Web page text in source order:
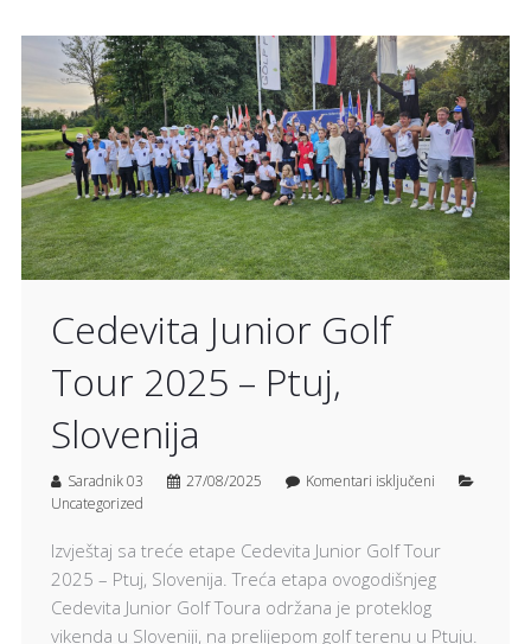
Cedevita Junior Golf
Tour 2025 – Ptuj,
Slovenija
Saradnik 03 27/08/2025
Komentari isključeni
Uncategorized
Izvještaj sa treće etape Cedevita Junior Golf Tour
2025 – Ptuj, Slovenija. Treća etapa ovogodišnjeg
Cedevita Junior Golf Toura održana je proteklog
vikenda u Sloveniji, na prelijepom golf terenu u Ptuju.